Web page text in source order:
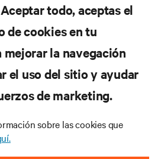
todo, aceptas el
de cookies en tu
la navegación
el uso del sitio y ayudar
de marketing.
sobre las cookies que